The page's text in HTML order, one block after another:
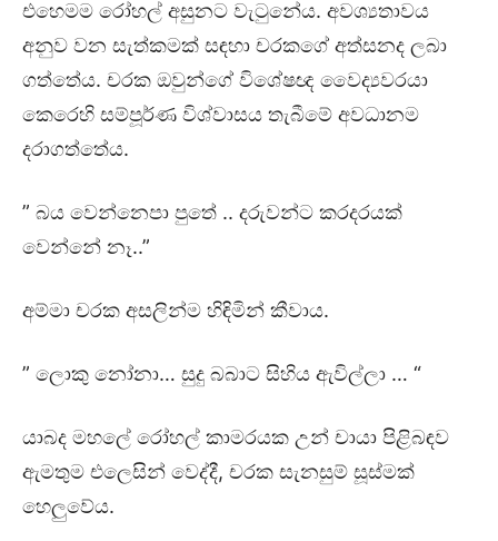
එහෙමම රෝහල් අසුනට වැටුනේය. අවශ්‍යතාවය
අනුව වන සැත්කමක් සඳහා චරකගේ අත්සනද ලබා
ගත්තේය. චරක ඔවුන්ගේ විශේෂඥ වෛද්‍යවරයා
කෙරෙහි සම්පූර්ණ විශ්වාසය තැබීමේ අවධානම
දරාගත්තේය.
” බය වෙන්නෙපා පුතේ .. දරුවන්ට කරදරයක්
වෙන්නේ නෑ..”
අම්මා චරක අසලින්ම හිඳිමින් කීවාය.
” ලොකු නෝනා… සුදු බබාට සිහිය ඇවිල්ලා … “
යාබද මහලේ රෝහල් කාමරයක උන් චායා පිළිබඳව
ඇමතුම එලෙසින් වෙද්දී, චරක සැනසුම් සූස්මක්
හෙලුවේය.